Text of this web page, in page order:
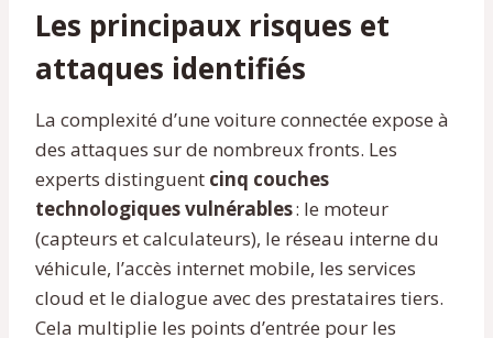
Les principaux risques et
attaques identifiés
La complexité d’une voiture connectée expose à
des attaques sur de nombreux fronts. Les
experts distinguent cinq couches
technologiques vulnérables: le moteur
(capteurs et calculateurs), le réseau interne du
véhicule, l’accès internet mobile, les services
cloud et le dialogue avec des prestataires tiers.
Cela multiplie les points d’entrée pour les